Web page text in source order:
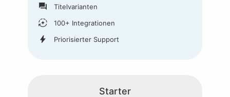
question_answer Titelvarianten
auto_mode 100+ Integrationen
bolt Priorisierter Support
Starter